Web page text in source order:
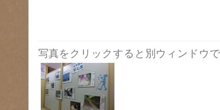
写真をクリックすると別ウィンドウ